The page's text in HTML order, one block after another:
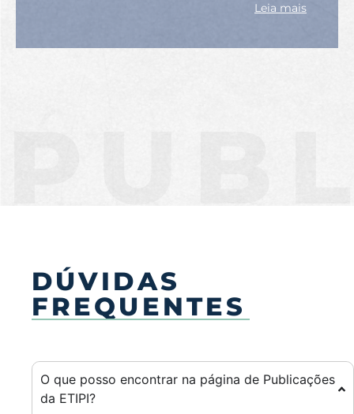
Leia mais
DÚVIDAS
FREQUENTES
O que posso encontrar na página de Publicações
da ETIPI?